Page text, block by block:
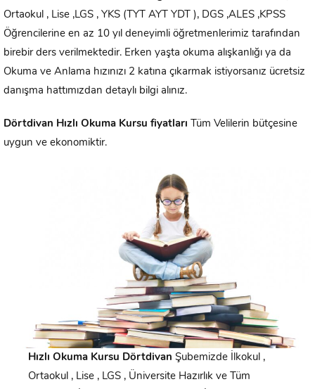
Ortaokul , Lise ,LGS , YKS (TYT AYT YDT ), DGS ,ALES ,KPSS
Öğrencilerine en az 10 yıl deneyimli öğretmenlerimiz tarafından
birebir ders verilmektedir. Erken yaşta okuma alışkanlığı ya da
Okuma ve Anlama hızınızı 2 katına çıkarmak istiyorsanız ücretsiz
danışma hattımızdan detaylı bilgi alınız.
Dörtdivan Hızlı Okuma Kursu fiyatları Tüm Velilerin bütçesine
uygun ve ekonomiktir.
Hızlı Okuma Kursu DörtdivanŞubemizde İlkokul ,
Ortaokul , Lise , LGS , Üniversite Hazırlık ve Tüm